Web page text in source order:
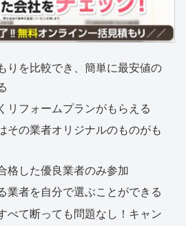
りを比較でき、簡単に最安値の
リフォームプランがもらえる
その業者オリジナルのものがも
格した優良業者のみ参加
業者を自分で選ぶことができる
べて断っても問題なし！キャン